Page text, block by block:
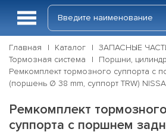
Главная Каталог
ЗАПАСНЫЕ
Тормозная система
Поршни,
Ремкомплект тормозного суппорта с
(поршень Ø 38 mm, суппорт TRW)
Ремкомплект тормозного
суппорта с поршнем